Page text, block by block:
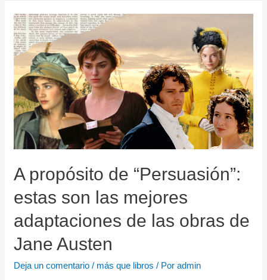
A propósito de “Persuasión”:
estas son las mejores
adaptaciones de las obras de
Jane Austen
Deja un comentario / más que libros / Poradmin